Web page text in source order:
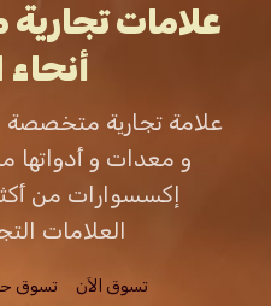
علامات
أنحاء
علامة تجارية
و معدات و
العلامات
تسوق الاَن تسوق